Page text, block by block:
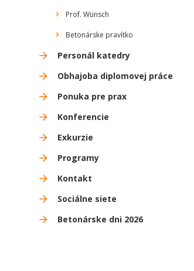
Prof. Wünsch
Betonárske pravítko
Personál katedry
Obhajoba diplomovej práce
Ponuka pre prax
Konferencie
Exkurzie
Programy
Kontakt
Sociálne siete
Betonárske dni 2026